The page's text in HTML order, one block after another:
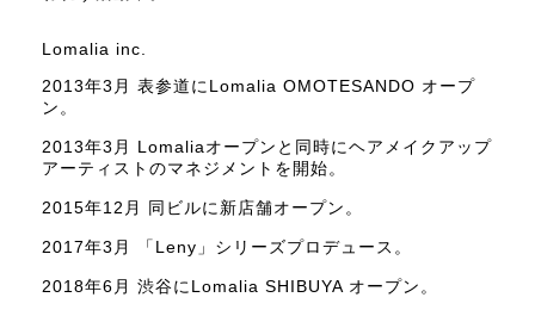
Lomalia inc.
2013年3月 表参道にLomalia OMOTESANDO オープ
ン。
2013年3月 Lomaliaオープンと同時にヘアメイクアップ
アーティストのマネジメントを開始。
2015年12月 同ビルに新店舗オープン。
2017年3月 「Leny」シリーズプロデュース。
2018年6月 渋谷にLomalia SHIBUYA オープン。